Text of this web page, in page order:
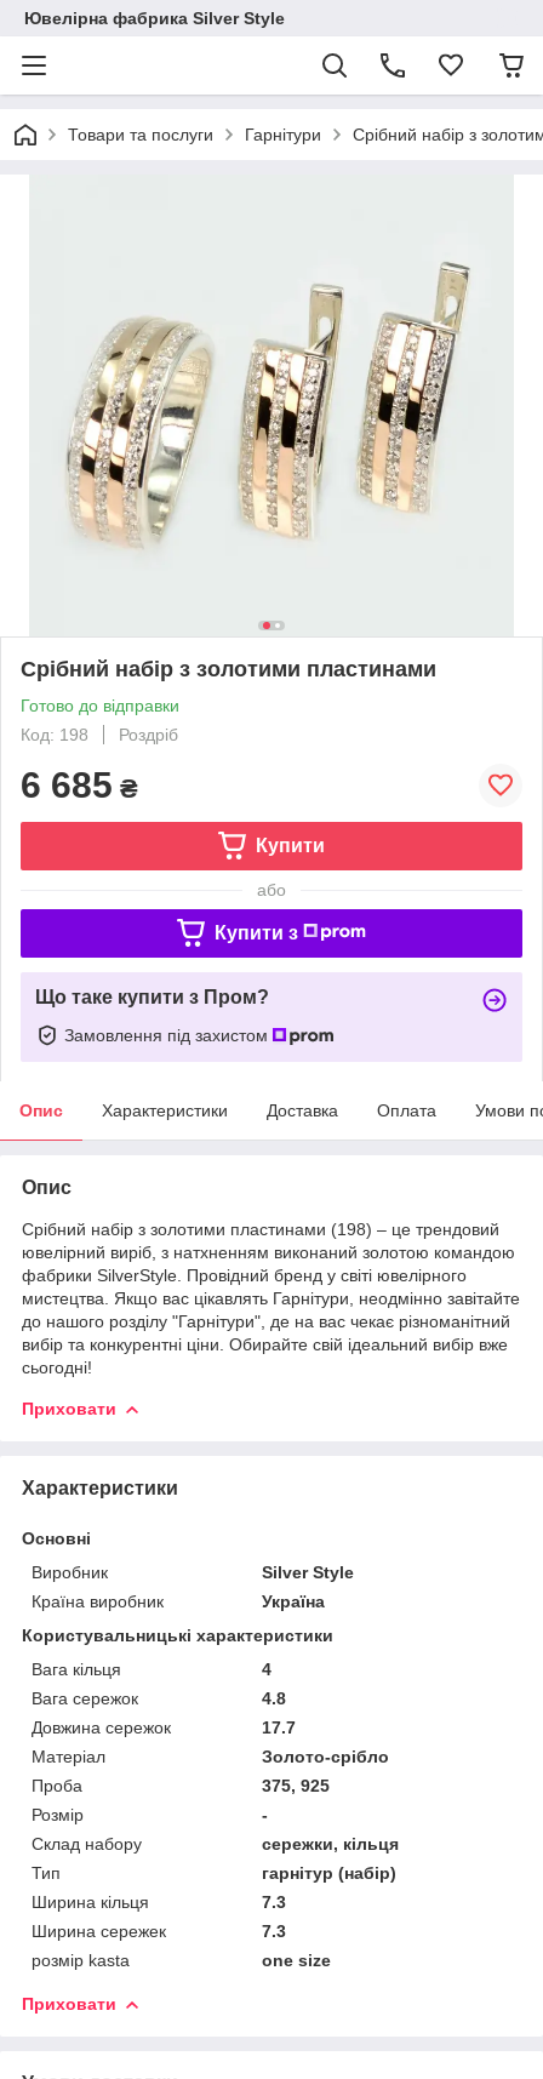
Ювелірна фабрика Silver Style
Товари та послуги Гарнітури Срібний набір з
Срібний набір з золотими пластинами
Готово до відправки
Код: 198
Роздріб
6 685 ₴
Купити
або
Купити з
Що таке купити з Пром?
Замовлення під захистом
Опис Характеристики Доставка Оплата Умови
Опис
Срібний набір з золотими пластинами (198) – це трендовий
ювелірний виріб, з натхненням виконаний золотою командою
фабрики SilverStyle. Провідний бренд у світі ювелірного
мистецтва. Якщо вас цікавлять Гарнітури, неодмінно завітайте
до нашого розділу "Гарнітури", де на вас чекає різноманітний
вибір та конкурентні ціни. Обирайте свій ідеальний вибір вже
сьогодні!
Приховати
Характеристики
Основні
Виробник
Silver Style
Країна виробник
Україна
Користувальницькі характеристики
Вага кільця
4
Вага сережок
4.8
Довжина сережок
17.7
Матеріал
Золото-срібло
Проба
375, 925
Розмір
-
Склад набору
сережки, кільця
Тип
гарнітур (набір)
Ширина кільця
7.3
Ширина сережек
7.3
розмір kasta
one size
Приховати